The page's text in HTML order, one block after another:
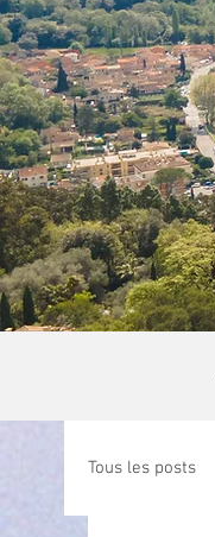
Tous les posts